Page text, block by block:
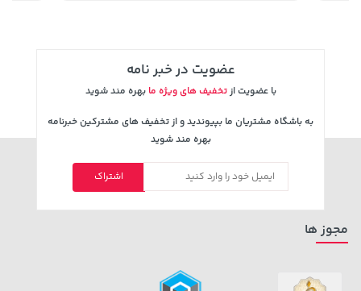
خرید
عضویت در خبر نامه
با عضویت ازتخفیف های ویژه ما بهره مند شوید
به باشگاه مشتریان ما بپیوندید و از تخفیف های مشترکین خبرنامه
بهره مند شوید
اشتراک
مجوز ها